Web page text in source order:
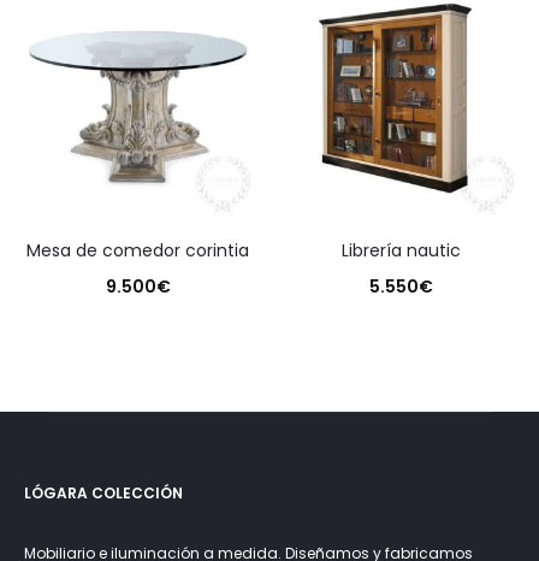
mesa de comedor corintia
9.500€
librería nautic
5.550€
LÓGARA COLECCIÓN
Mobiliario e iluminación a medida. Diseñamos y fabricamos